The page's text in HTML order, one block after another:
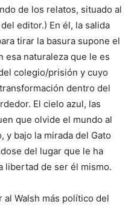
de los relatos, situado al
editor.) En él, la salida
tirar la basura supone el
esa naturaleza que le es
colegio/prisión y cuyo
dentro del
El cielo azul, las
que olvide el mundo al
bajo la mirada del Gato
del lugar que le ha
libertad de ser él mismo.
Walsh más político del